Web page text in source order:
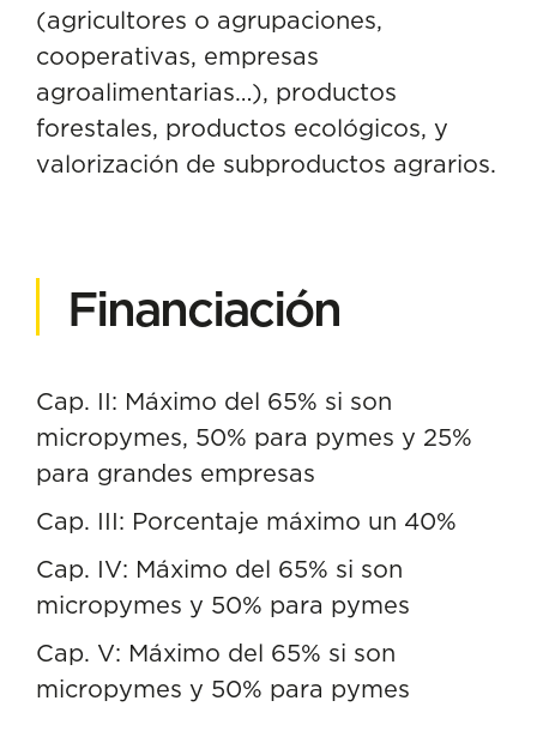
(agricultores o agrupaciones,
cooperativas, empresas
agroalimentarias…), productos
forestales, productos ecológicos, y
valorización de subproductos agrarios.
Financiación
Cap. II: Máximo del 65% si son
micropymes, 50% para pymes y 25%
para grandes empresas
Cap. III: Porcentaje máximo un 40%
Cap. IV: Máximo del 65% si son
micropymes y 50% para pymes
Cap. V: Máximo del 65% si son
micropymes y 50% para pymes